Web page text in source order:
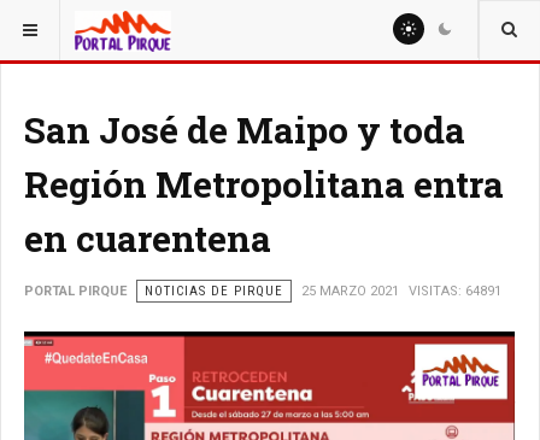
ESTÁ AQUÍ: NOTICIAS
San José de Maipo y toda
Región Metropolitana entra
en cuarentena
PORTAL PIRQUE NOTICIAS DE PIRQUE 25 MARZO 2021 VISITAS: 64891